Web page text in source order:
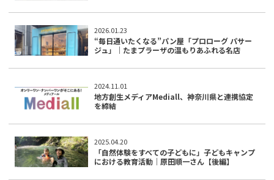
2026.01.23
“毎日通いたくなる”パン屋「プロローグ パサー
ジュ」｜たまプラーザの温もりあふれる名店
2024.11.01
地方創生メディアMediall、神奈川県と連携協定
を締結
2025.04.20
「自然体験をすべての子どもに」子どもキャンプ
における教育活動｜原田順一さん【後編】